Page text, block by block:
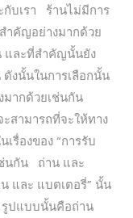
กับเรา ร้านไม่มีการ
ำคัญอย่างมากด้วย
และที่สำคัญนั้นยัง
งนั้นในการเลือกนั้น
มากด้วยเช่นกัน
ะสามารถที่จะให้ทาง
รื่องของ “การรับ
ช่นกัน ถ่าน และ
และ แบตเตอรี่” นั้น
รูปแบบนั้นคือถ่าน